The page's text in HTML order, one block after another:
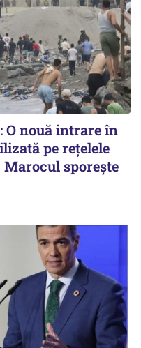
O nouă intrare în
pe rețelele
Marocul sporește